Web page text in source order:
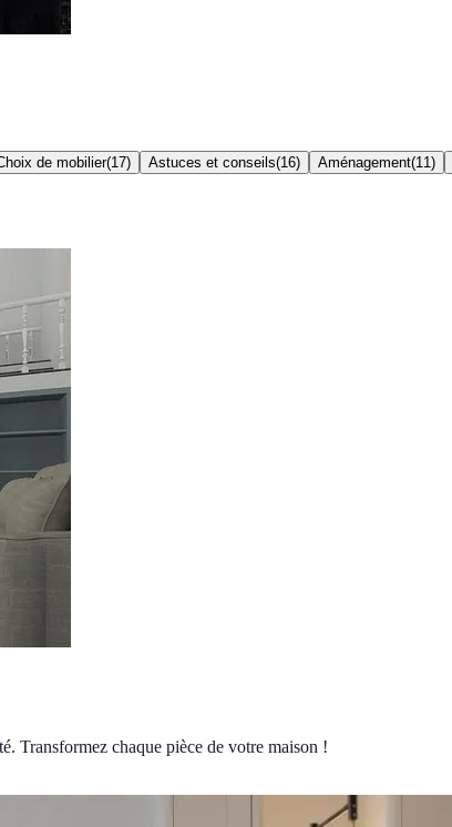
de mobilier(17) Astuces et conseils(16) Aménagement(11 )
Transformez chaque pièce de votre maison !